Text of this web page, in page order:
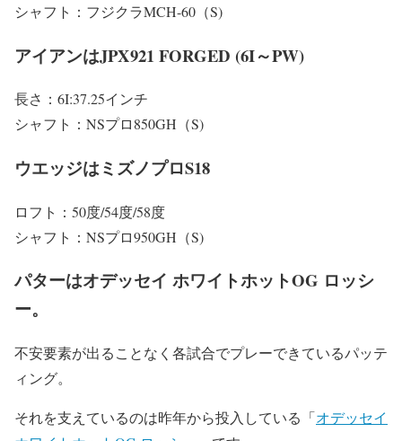
シャフト：フジクラMCH-60（S)
アイアンはJPX921 FORGED (6I～PW)
長さ：6I:37.25インチ
シャフト：NSプロ850GH（S)
ウエッジはミズノプロS18
ロフト：50度/54度/58度
シャフト：NSプロ950GH（S)
パターはオデッセイ ホワイトホットOG ロッシ
ー。
不安要素が出ることなく各試合でプレーできているパッテ
ィング。
それを支えているのは昨年から投入している「オデッセイ